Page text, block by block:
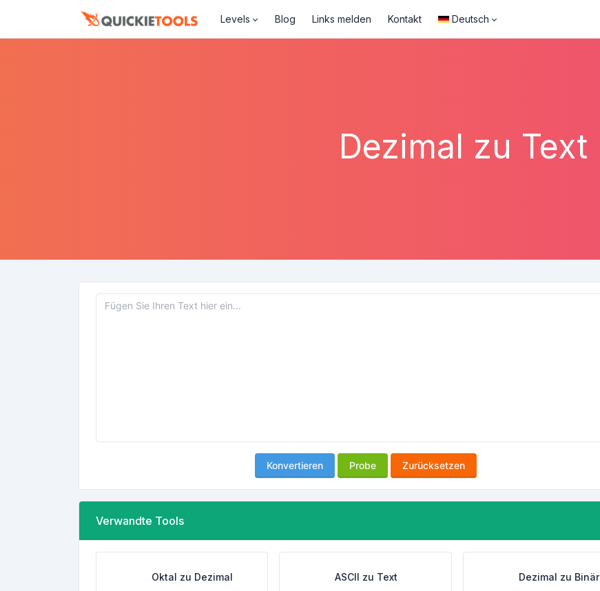
Levels Blog Links melden Kontakt Deutsch
Dezimal zu Text
Konvertieren Probe Zurücksetzen
Verwandte Tools
Oktal zu Dezimal ASCII zu Text Dezimal zu Binär